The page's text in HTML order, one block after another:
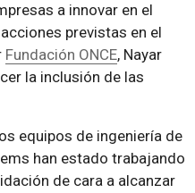
a innovar en el
previstas en el
Fundación ONCE, Nayar
la inclusión de las
equipos de ingeniería de
han estado trabajando
de cara a alcanzar